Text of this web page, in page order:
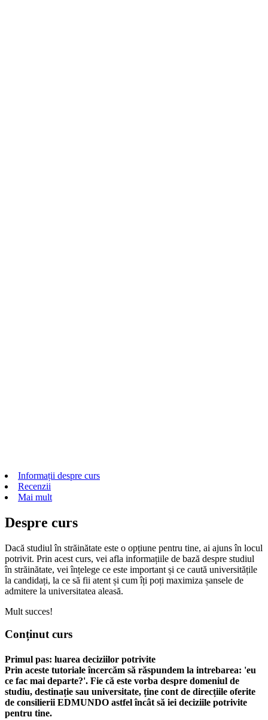
Informații despre curs
Recenzii
Mai mult
Despre curs
Dacă studiul în străinătate este o opțiune pentru tine, ai ajuns în locul
potrivit. Prin acest curs, vei afla informațiile de bază despre studiul
în străinătate, vei înțelege ce este important și ce caută universitățile
la candidați, la ce să fii atent și cum îți poți maximiza șansele de
admitere la universitatea aleasă.
Mult succes!
Conținut curs
Primul pas: luarea deciziilor potrivite
Prin aceste tutoriale încercăm să răspundem la intrebarea: 'eu
ce fac mai departe?'. Fie că este vorba despre domeniul de
studiu, destinație sau universitate, ține cont de direcțiile oferite
de consilierii EDMUNDO astfel încât să iei deciziile potrivite
pentru tine.